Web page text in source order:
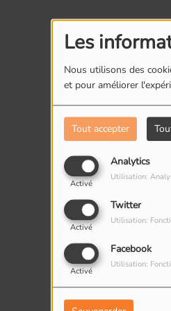
Les
Nous utilisons des
et pour améliorer
Tout accepter
Analytics
Activé
Utilisation:
Twitter
Activé
Utilisation:
Facebook
Activé
Utilisation: